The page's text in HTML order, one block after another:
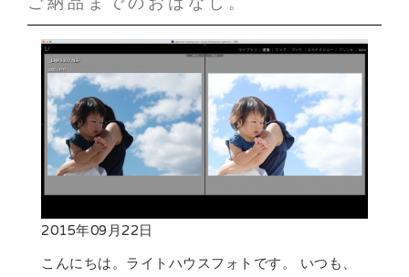
2015年09月22日
こんにちは。ライトハウスフォトです。 いつも、